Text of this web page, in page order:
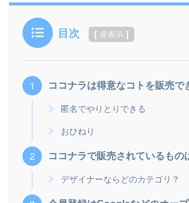
目次 [ 非表示 ]
ココナラは得意なコトを販売で
匿名でやりとりできる
おひねり
ココナラで販売されているもの
デザイナーならどのカテゴリ？